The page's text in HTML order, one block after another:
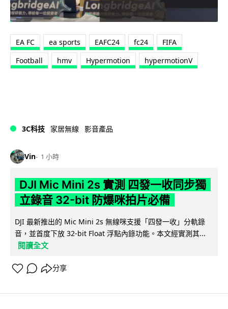
EA FC ea sports EAFC24 fc24
FIFA
Football
hmv Hypermotion hypermotionV
3C科技 家居無線 影音產品
Vin 1 小時
DJI Mic Mini 2s 實測 四發一收同步獨
立錄音 32-bit 防爆咪拍片必備
DJI 最新推出的 Mic Mini 2s 無線咪支援「四發一收」分軌錄
音，並首度下放 32-bit Float 浮點內錄功能。本文經實測其...
閱讀全文
分享